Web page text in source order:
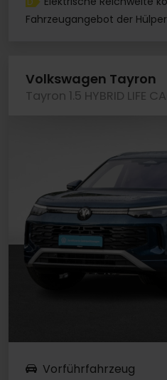
Fahrzeugangebot der
Volkswagen Tayron
Vorführfahrzeug